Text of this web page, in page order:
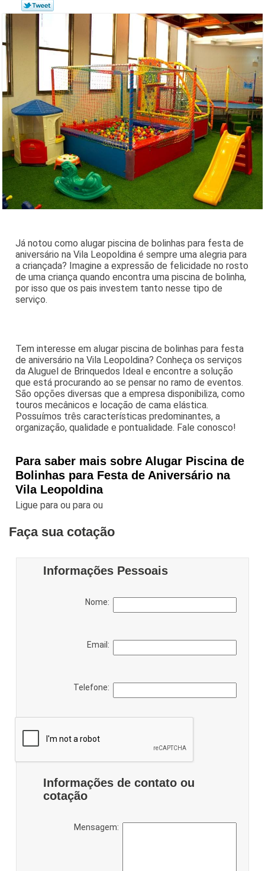
Já notou como alugar piscina de bolinhas para festa de
aniversário na Vila Leopoldina é sempre uma alegria para
a criançada? Imagine a expressão de felicidade no rosto
de uma criança quando encontra uma piscina de bolinha,
por isso que os pais investem tanto nesse tipo de
serviço.
Tem interesse em alugar piscina de bolinhas para festa
de aniversário na Vila Leopoldina? Conheça os serviços
da Aluguel de Brinquedos Ideal e encontre a solução
que está procurando ao se pensar no ramo de eventos.
São opções diversas que a empresa disponibiliza, como
touros mecânicos e locação de cama elástica.
Possuímos três características predominantes, a
organização, qualidade e pontualidade. Fale conosco!
Para saber mais sobre Alugar Piscina de
Bolinhas para Festa de Aniversário na
Vila Leopoldina
Ligue paraou paraou
Faça sua cotação
Informações Pessoais
Nome:
Email:
Telefone:
Informações de contato ou
cotação
Mensagem: